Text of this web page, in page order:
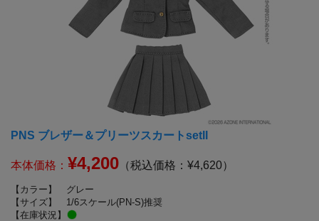
PNS ブレザー＆プリーツスカートsetII
本体価格： ¥4,200 （税込価格：¥4,620）
【カラー】
グレー
【サイズ】
1/6スケール(PN-S)推奨
【在庫状況】